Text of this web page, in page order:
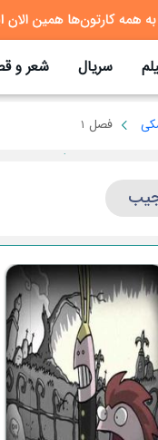
سریال شعر و
فصل 1